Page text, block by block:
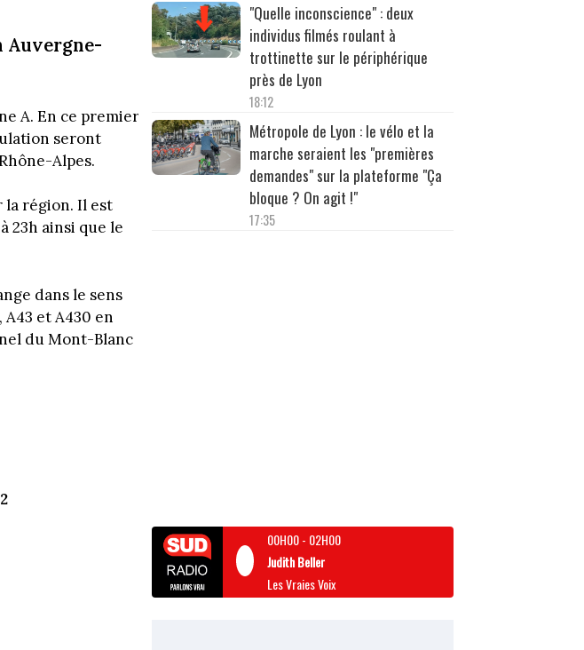
Auvergne-
A. En ce premier
seront
Alpes.
la région. Il est
23h ainsi que le
dans le sens
et A430 en
du Mont-Blanc
"Quelle inconscience" : deux
individus filmés roulant à
trottinette sur le périphérique
près de Lyon
18:12
Métropole de Lyon : le vélo et la
marche seraient les "premières
demandes" sur la plateforme "Ça
bloque ? On agit !"
17:35
00H00- 02H00
Judith Beller
Les Vraies Voix